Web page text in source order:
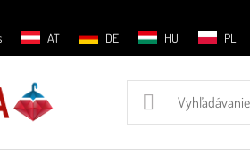
AT DE HU PL